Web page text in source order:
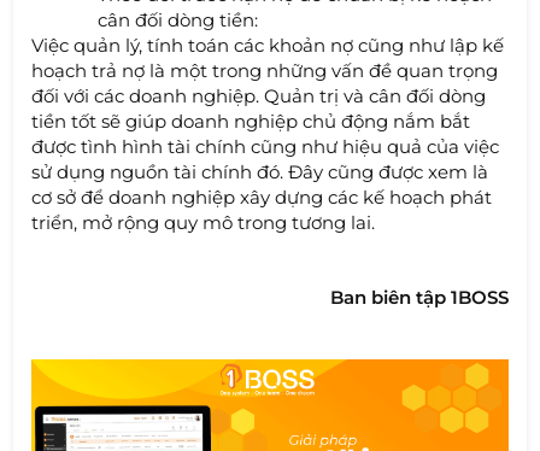
cân đối dòng tiền:
Việc quản lý, tính toán các khoản nợ cũng như lập kế
hoạch trả nợ là một trong những vấn đề quan trọng
đối với các doanh nghiệp. Quản trị và cân đối dòng
tiền tốt sẽ giúp doanh nghiệp chủ động nắm bắt
được tình hình tài chính cũng như hiệu quả của việc
sử dụng nguồn tài chính đó. Đây cũng được xem là
cơ sở để doanh nghiệp xây dựng các kế hoạch phát
triển, mở rộng quy mô trong tương lai.
Ban biên tập 1BOSS